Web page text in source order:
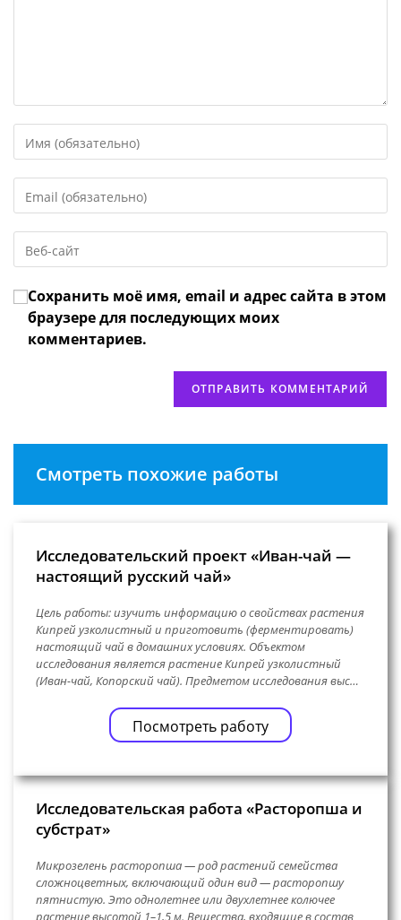
свое
или
имя
чтобы
прокомментировать
свой
адрес,
чтобы
URL
веб-
сайта
(необязательно)
Сохранить моё имя, email и адрес сайта в этом
браузере для последующих моих
комментариев.
Смотреть похожие работы
Исследовательский проект «Иван-чай —
настоящий русский чай»
Цель работы: изучить информацию о свойствах растения
Кипрей узколистный и приготовить (ферментировать)
настоящий чай в домашних условиях. Объектом
исследования является растение Кипрей узколистный
(Иван-чай, Копорский чай). Предметом исследования выс…
Посмотреть работу
Исследовательская работа «Расторопша и
субстрат»
Микрозелень расторопша — род растений семейства
сложноцветных, включающий один вид — расторопшу
пятнистую. Это однолетнее или двухлетнее колючее
растение высотой 1–1,5 м. Вещества, входящие в состав